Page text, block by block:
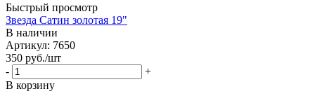
Быстрый просмотр
Звезда Сатин золотая 19"
В наличии
Артикул: 7650
350 руб./шт
-
+
В корзину